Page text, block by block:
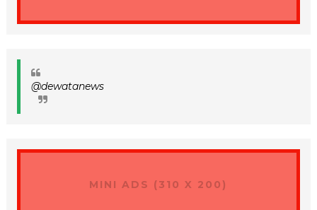
@dewatanews
MINI ADS (310 X 200)